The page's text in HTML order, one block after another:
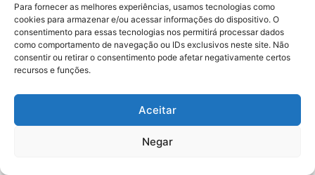
Para fornecer as melhores experiências, usamos tecnologias como
cookies para armazenar e/ou acessar informações do dispositivo. O
consentimento para essas tecnologias nos permitirá processar dados
como comportamento de navegação ou IDs exclusivos neste site. Não
consentir ou retirar o consentimento pode afetar negativamente certos
recursos e funções.
Aceitar
Negar
Agenda: 10ª Mostra Pedagógica
da Casa Durval Paiva acontecerá
nesta quarta-feira (29)